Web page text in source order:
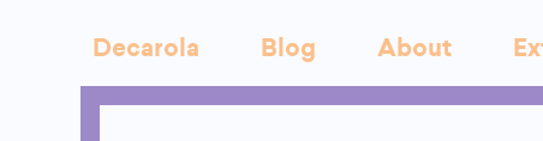
Decarola Blog About